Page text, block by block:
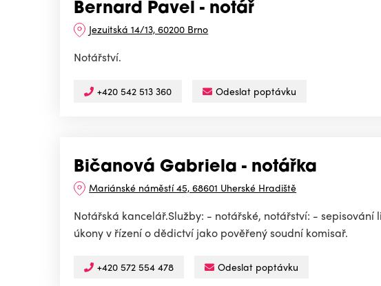
Bernard Pavel - notář
Jezuitská 14/13, 60200 Brno
Notářství.
+420 542 513 360 Odeslat poptávku
Bičanová Gabriela - notářka
Mariánské náměstí 45, 68601 Uherské Hradiště
Notářská kancelář.Služby: - notářské, notářství: -
úkony v řízení o dědictví jako pověřený soudní komisař.
+420 572 554 478 Odeslat poptávku